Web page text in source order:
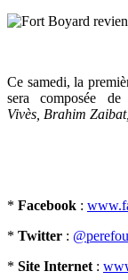
Ce samedi, la
sera composée de
Vivès, Brahim
* Facebook :
* Twitter :
* Site Internet :